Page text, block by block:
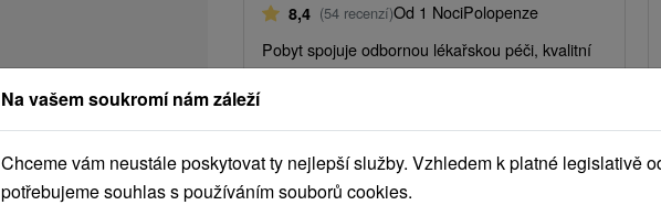
8,4 (54 recenzí)Od 1 NociPolopenze
Pobyt spojuje odbornou lékařskou péči, kvalitní
Na vašem soukromí nám záleží
Chceme vám neustále poskytovat ty nejlepší služby. Vzhledem k platné legislativě
potřebujeme souhlas s používáním souborů cookies.